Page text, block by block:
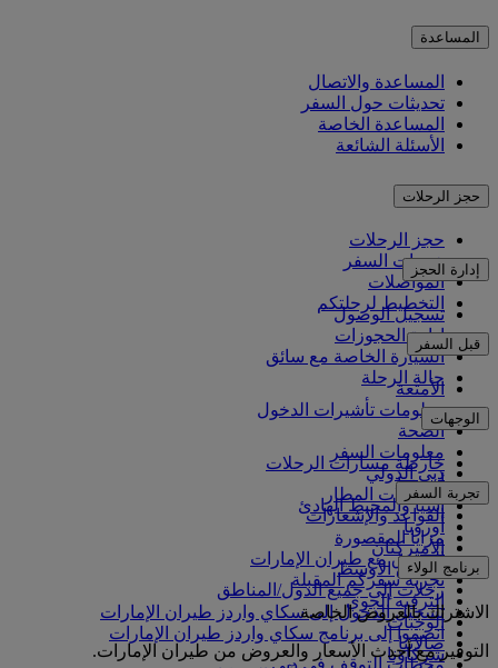
المساعدة
المساعدة والاتصال
تحديثات حول السفر
المساعدة الخاصة
الأسئلة الشائعة
حجز الرحلات
حجز الرحلات
خدمات السفر
المواصلات
التخطيط لرحلتكم
إدارة الحجز
تسجيل الوصول
إدارة الحجوزات
السيارة الخاصة مع سائق
حالة الرحلة
قبل السفر
الأمتعة
معلومات تأشيرات الدخول
الصحة
معلومات السفر
دبي الدولي
مواصلات المطار
القواعد والإشعارات
الوجهات
خارطة مسارات الرحلات
أفريقيا
آسيا والمحيط الهادئ
أوروبا
الأميركتان
الشرق الأوسط
رحلات إلى جميع الدول/المناطق
تجربة السفر
مزايا المقصورة
التسوق مع طيران الإمارات
تجربة سفركم المقبلة
الترفيه الجوي
الوجبات
صالاتنا
محطات التوقف في دبي
برنامج الولاء
تسجيل الدخول إلى سكاي واردز طيران الإمارات
انضموا إلى برنامج سكاي واردز طيران الإمارات
شركاؤنا
الاشتراك بالعروض الخاصة
التوفير مع أحدث الأسعار والعروض من طيران الإمارات.